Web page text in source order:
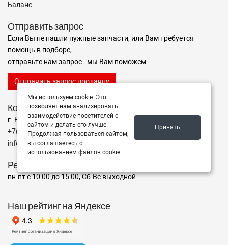
Баланс
Отправить запрос
Если Вы не нашли нужные запчасти, или Вам требуется
помощь в подборе,
отправьте нам запрос - мы Вам поможем
Отправить запрос продавцу
Контакты
г. Волгоград ул. ул. маршала Еременко 98
+7(962)760-02-00
info@avtomarket34.ru
Режим работы
пн-пт с 10:00 до 15:00, Сб-Вс выходной
Наш рейтинг на Яндексе
Мы используем cookie. Это
позволяет нам анализировать
взаимодействие посетителей с
сайтом и делать его лучше.
Продолжая пользоваться сайтом,
вы соглашаетесь с
использованием файлов cookie.
Принять